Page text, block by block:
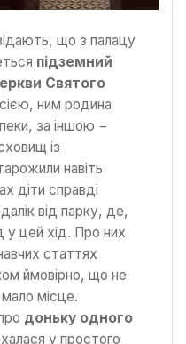
що з палацу
підземний
Святого
ним родина
за іншою −
із
навіть
діти справді
від парку, де,
у цей хід. Про них
статтях
ймовірно, що не
місце.
доньку одного
у простого